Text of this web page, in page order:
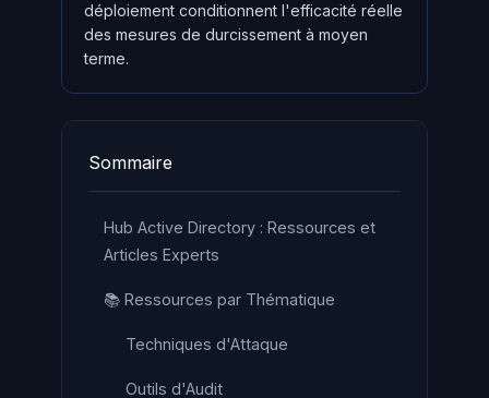
déploiement conditionnent l'efficacité réelle
des mesures de durcissement à moyen
terme.
Sommaire
Hub Active Directory : Ressources et
Articles Experts
📚 Ressources par Thématique
Techniques d'Attaque
Outils d'Audit